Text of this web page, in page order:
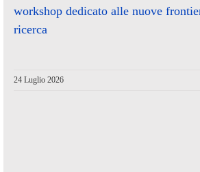
workshop dedicato alle nuove
ricerca
24 Luglio 2026